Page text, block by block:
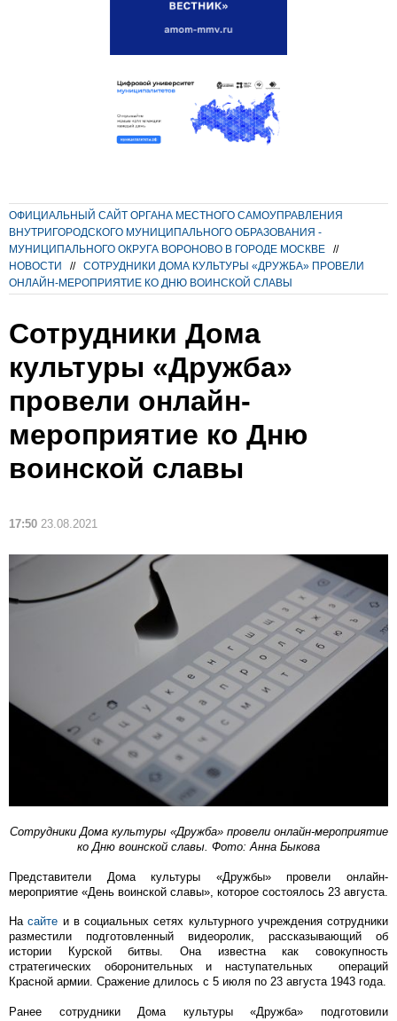
ОФИЦИАЛЬНЫЙ САЙТ ОРГАНА МЕСТНОГО САМОУПРАВЛЕНИЯ
ВНУТРИГОРОДСКОГО МУНИЦИПАЛЬНОГО ОБРАЗОВАНИЯ -
МУНИЦИПАЛЬНОГО ОКРУГА ВОРОНОВО В ГОРОДЕ МОСКВЕ
//
НОВОСТИ
//
СОТРУДНИКИ ДОМА КУЛЬТУРЫ «ДРУЖБА» ПРОВЕЛИ
ОНЛАЙН-МЕРОПРИЯТИЕ КО ДНЮ ВОИНСКОЙ СЛАВЫ
Сотрудники Дома
культуры «Дружба»
провели онлайн-
мероприятие ко Дню
воинской славы
17:50 23.08.2021
Сотрудники Дома культуры «Дружба» провели онлайн-мероприятие
ко Дню воинской славы. Фото: Анна Быкова
Представители Дома культуры «Дружбы» провели онлайн-
мероприятие «День воинской славы», которое состоялось 23 августа.
Насайте и в социальных сетях культурного учреждения сотрудники
разместили подготовленный видеоролик, рассказывающий об
истории Курской битвы. Она известна как совокупность
стратегических оборонительных и наступательных операций
Красной армии. Сражение длилось с 5 июля по 23 августа 1943 года.
Ранее сотрудники Дома культуры «Дружба» подготовили